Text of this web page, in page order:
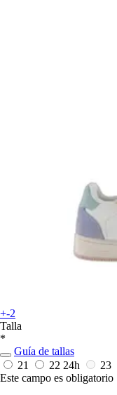
+-2
Talla
*
Guía de tallas
21
22 24h 23
Este campo es obligatorio